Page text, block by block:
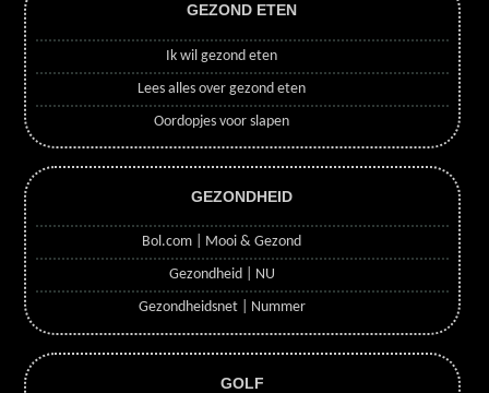
GEZOND ETEN
Ik wil gezond eten
Lees alles over gezond eten
Oordopjes voor slapen
GEZONDHEID
Bol.com | Mooi & Gezond
Gezondheid | NU
Gezondheidsnet | Nummer
GOLF